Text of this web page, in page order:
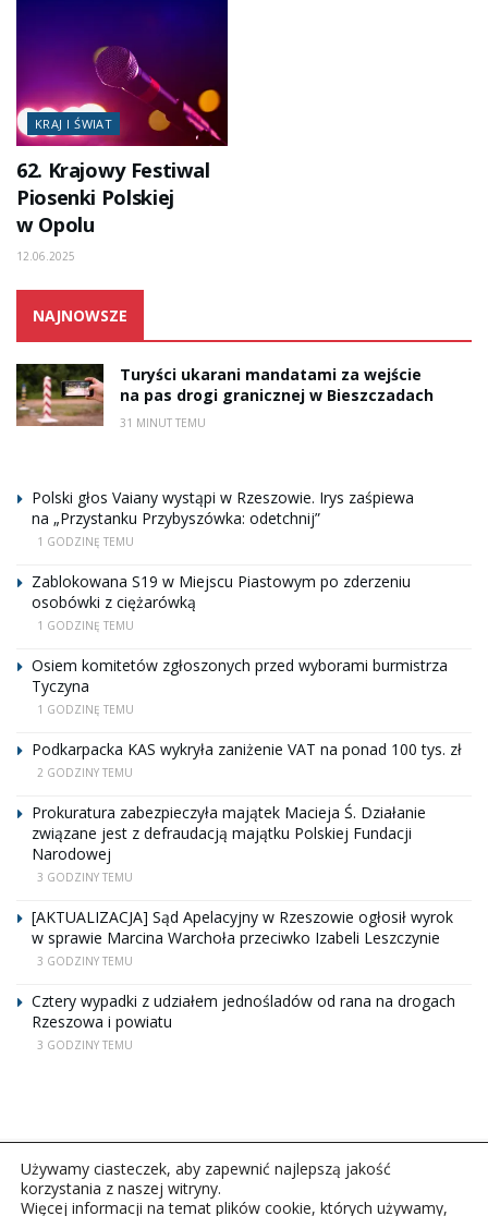
KRAJ I ŚWIAT
62. Krajowy Festiwal
Piosenki Polskiej
w Opolu
12.06.2025
NAJNOWSZE
Turyści ukarani mandatami za wejście
na pas drogi granicznej w Bieszczadach
31 MINUT TEMU
Polski głos Vaiany wystąpi w Rzeszowie. Irys zaśpiewa
na „Przystanku Przybyszówka: odetchnij”
1 GODZINĘ TEMU
Zablokowana S19 w Miejscu Piastowym po zderzeniu
osobówki z ciężarówką
1 GODZINĘ TEMU
Osiem komitetów zgłoszonych przed wyborami burmistrza
Tyczyna
1 GODZINĘ TEMU
Podkarpacka KAS wykryła zaniżenie VAT na ponad 100 tys. zł
2 GODZINY TEMU
Prokuratura zabezpieczyła majątek Macieja Ś. Działanie
związane jest z defraudacją majątku Polskiej Fundacji
Narodowej
3 GODZINY TEMU
[AKTUALIZACJA] Sąd Apelacyjny w Rzeszowie ogłosił wyrok
w sprawie Marcina Warchoła przeciwko Izabeli Leszczynie
3 GODZINY TEMU
Cztery wypadki z udziałem jednośladów od rana na drogach
Rzeszowa i powiatu
3 GODZINY TEMU
Używamy ciasteczek, aby zapewnić najlepszą jakość
korzystania z naszej witryny.
Więcej informacji na temat plików cookie, których używamy,